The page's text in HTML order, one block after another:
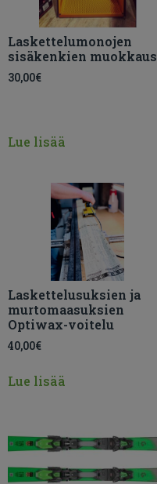
Laskettelumonojen
sisäkenkien muokkaus
30,00€
Lue lisää
Laskettelusuksien ja
murtomaasuksien
Optiwax-voitelu
40,00€
Lue lisää